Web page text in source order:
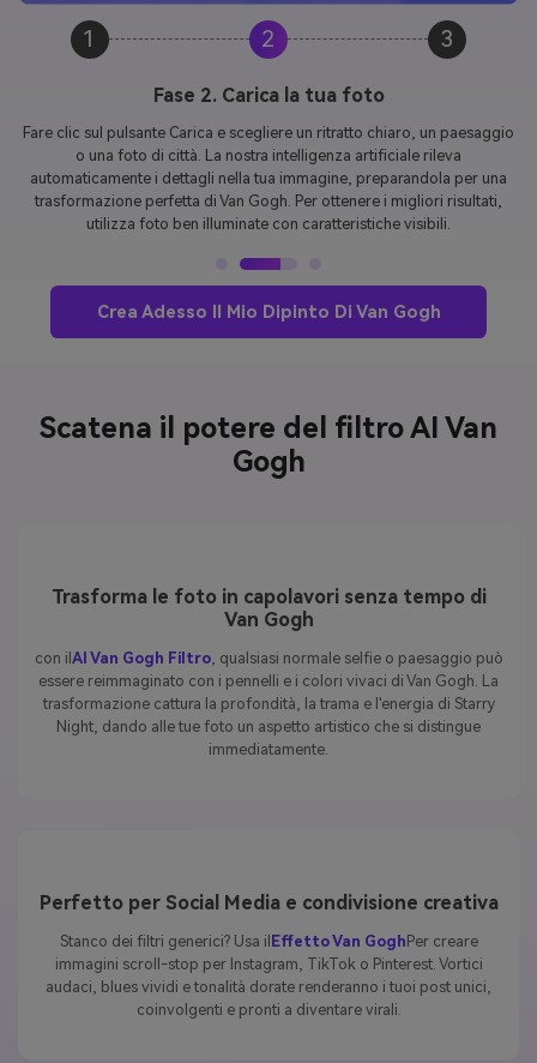
1 2 3
Fase 2. Carica la tua foto
Fare clic sul pulsante Carica e scegliere un ritratto chiaro, un paesaggio
o una foto di città. La nostra intelligenza artificiale rileva
automaticamente i dettagli nella tua immagine, preparandola per una
trasformazione perfetta di Van Gogh. Per ottenere i migliori risultati,
utilizza foto ben illuminate con caratteristiche visibili.
Crea Adesso Il Mio Dipinto Di Van Gogh
Scatena il potere del filtro AI Van
Gogh
Trasforma le foto in capolavori senza tempo di
Van Gogh
con il AI Van Gogh Filtro, qualsiasi normale selfie o paesaggio può
essere reimmaginato con i pennelli e i colori vivaci di Van Gogh. La
trasformazione cattura la profondità, la trama e l'energia di Starry
Night, dando alle tue foto un aspetto artistico che si distingue
immediatamente.
Perfetto per Social Media e condivisione creativa
Stanco dei filtri generici? Usa ilEffetto Van GoghPer creare
immagini scroll-stop per Instagram, TikTok o Pinterest. Vortici
audaci, blues vividi e tonalità dorate renderanno i tuoi post unici,
coinvolgenti e pronti a diventare virali.